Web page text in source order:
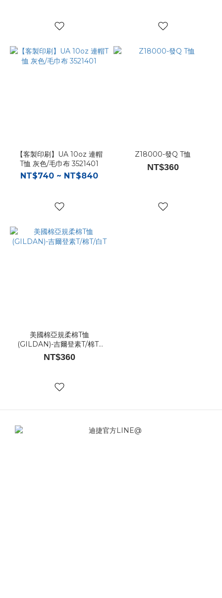
【客製印刷】UA 10oz 連帽
T恤 灰色/毛巾布 3521401
NT$740 ~ NT$840
Z18000-發Q T恤
NT$360
美國棉亞規柔棉T恤
(GILDAN)-吉爾登素T/棉T/
白T
NT$360